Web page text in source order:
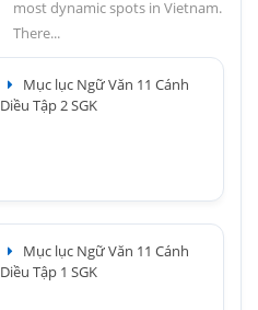
most dynamic spots in Vietnam.
There...
Mục lục Ngữ Văn 11 Cánh
Diều Tập 2 SGK
Mục lục Ngữ Văn 11 Cánh
Diều Tập 1 SGK